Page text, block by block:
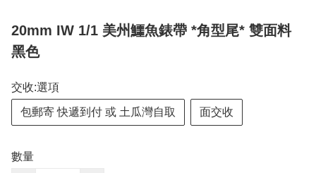
20mm IW 1/1 美州鱷魚錶帶 *角型尾* 雙面料
黑色
交收:選項
包郵寄 快遞到付 或 土瓜灣自取 面交收
數量